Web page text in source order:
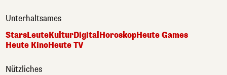
Unterhaltsames
StarsLeuteKulturDigital HoroskopHeute Games
Heute KinoHeute TV
Nützliches